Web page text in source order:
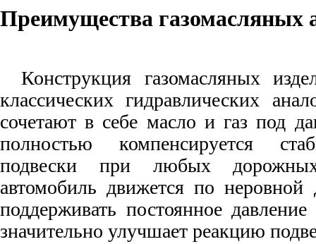
Преимущества газомасляных
Конструкция газомасляных
классических гидравлических
сочетают в себе масло и газ под
полностью компенсируется
подвески при любых
автомобиль движется по неровной
поддерживать постоянное
значительно улучшает реакцию